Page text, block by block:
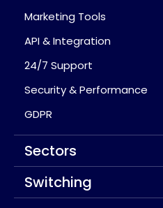
Marketing Tools
API & Integration
24/7 Support
Security & Performance
GDPR
Sectors
Switching